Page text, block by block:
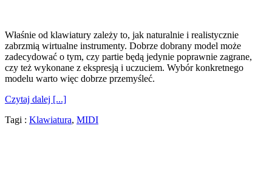
Właśnie od klawiatury zależy to, jak naturalnie i realistycznie
zabrzmią wirtualne instrumenty. Dobrze dobrany model może
zadecydować o tym, czy partie będą jedynie poprawnie zagrane,
czy też wykonane z ekspresją i uczuciem. Wybór konkretnego
modelu warto więc dobrze przemyśleć.
Czytaj dalej [...]
Tagi : Klawiatura, MIDI